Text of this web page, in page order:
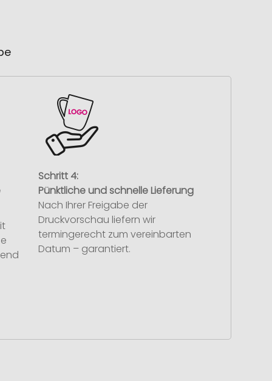
Schritt 4:
Pünktliche und schnelle Lieferung
Nach Ihrer Freigabe der
Druckvorschau liefern wir
termingerecht zum vereinbarten
Datum – garantiert.